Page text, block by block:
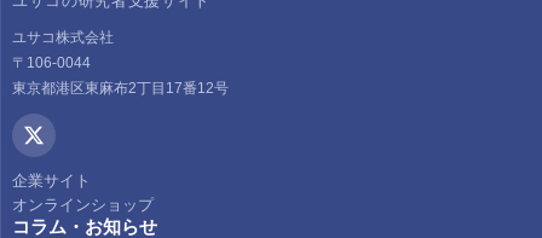
ユサコ株式会社
〒106-0044
東京都港区東麻布2丁目17番12号
企業サイト
オンラインショップ
コラム・お知らせ